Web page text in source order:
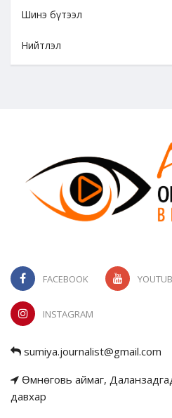
Шинэ бүтээл
Нийтлэл
FACEBOOK
INSTAGRAM
sumiya.journalist@gmail.com
Өмнөговь аймаг,
давхар